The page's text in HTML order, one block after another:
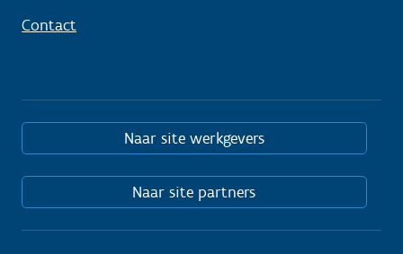
Contact
Naar site werkgevers
Naar site partners